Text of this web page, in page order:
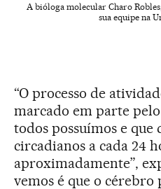
A bióloga molecular Charo
sua equipe na
“O processo de
marcado em parte
todos possuímos e
circadianos a cada 24
aproximadamente”,
vemos é que o cérebro